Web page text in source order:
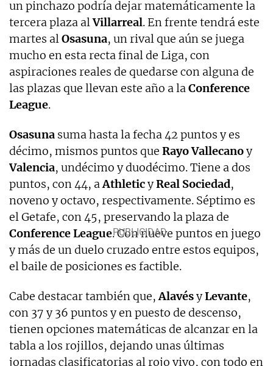
un pinchazo podría dejar matemáticamente la
tercera plaza alVillarreal. En frente tendrá este
martes alOsasuna, un rival que aún se juega
mucho en esta recta final de Liga, con
aspiraciones reales de quedarse con alguna de
las plazas que llevan este año a laConference
League.
Osasuna suma hasta la fecha 42 puntos y es
décimo, mismos puntos que Rayo Vallecanoy
Valencia, undécimo y duodécimo. Tiene a dos
puntos, con 44, aAthleticyReal Sociedad,
noveno y octavo, respectivamente. Séptimo es
el Getafe, con 45, preservando la plaza de
Conference League. Con nueve puntos en juego
y más de un duelo cruzado entre estos equipos,
el baile de posiciones es factible.
Cabe destacar también que,AlavésyLevante,
con 37 y 36 puntos y en puesto de descenso,
tienen opciones matemáticas de alcanzar en la
tabla a los rojillos, dejando unas últimas
jornadas clasificatorias al rojo vivo, con todo en